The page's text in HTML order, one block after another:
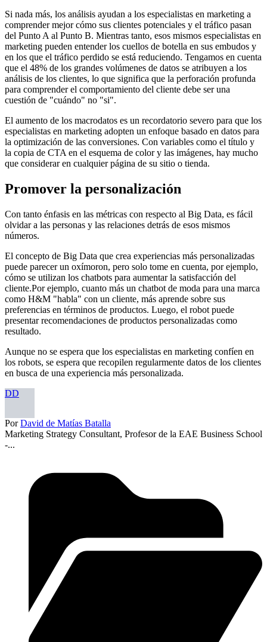
Si nada más, los análisis ayudan a los especialistas en marketing a
comprender mejor cómo sus clientes potenciales y el tráfico pasan
del Punto A al Punto B. Mientras tanto, esos mismos especialistas en
marketing pueden entender los cuellos de botella en sus embudos y
en los que el tráfico perdido se está reduciendo. Tengamos en cuenta
que el 48% de los grandes volúmenes de datos se atribuyen a los
análisis de los clientes, lo que significa que la perforación profunda
para comprender el comportamiento del cliente debe ser una
cuestión de "cuándo" no "si".
El aumento de los macrodatos es un recordatorio severo para que los
especialistas en marketing adopten un enfoque basado en datos para
la optimización de las conversiones. Con variables como el título y
la copia de CTA en el esquema de color y las imágenes, hay mucho
que considerar en cualquier página de su sitio o tienda.
Promover la personalización
Con tanto énfasis en las métricas con respecto al Big Data, es fácil
olvidar a las personas y las relaciones detrás de esos mismos
números.
El concepto de Big Data que crea experiencias más personalizadas
puede parecer un oxímoron, pero solo tome en cuenta, por ejemplo,
cómo se utilizan los chatbots para aumentar la satisfacción del
cliente.Por ejemplo, cuanto más un chatbot de moda para una marca
como H&M "habla" con un cliente, más aprende sobre sus
preferencias en términos de productos. Luego, el robot puede
presentar recomendaciones de productos personalizadas como
resultado.
Aunque no se espera que los especialistas en marketing confíen en
los robots, se espera que recopilen regularmente datos de los clientes
en busca de una experiencia más personalizada.
DD
PorDavid de Matías Batalla
Marketing Strategy Consultant, Profesor de la EAE Business School
-...